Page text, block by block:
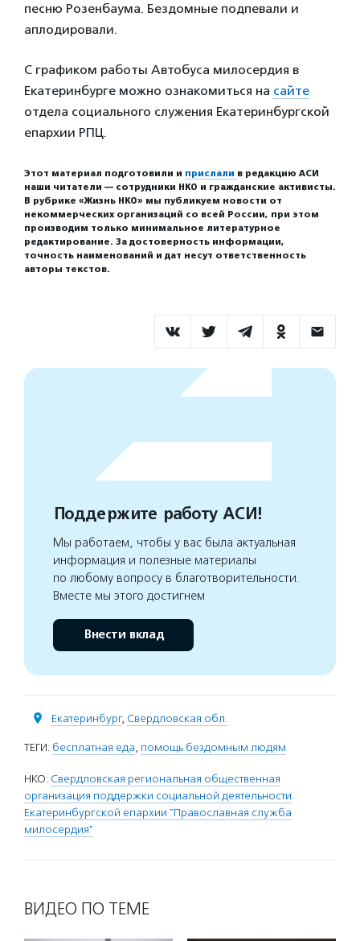
песню Розенбаума. Бездомные подпевали и
аплодировали.
С графиком работы Автобуса милосердия в
Екатеринбурге можно ознакомиться на сайте
отдела социального служения Екатеринбургской
епархии РПЦ.
Этот материал подготовили и прислали в редакцию АСИ
наши читатели — сотрудники НКО и гражданские активисты.
В рубрике «Жизнь НКО» мы публикуем новости от
некоммерческих организаций со всей России, при этом
производим только минимальное литературное
редактирование. За достоверность информации,
точность наименований и дат несут ответственность
авторы текстов.
Поддержите работу АСИ!
Мы работаем, чтобы у вас была актуальная
информация и полезные материалы
по любому вопросу в благотворительности.
Вместе мы этого достигнем
Внести вклад
Екатеринбург, Свердловская обл.
ТЕГИ: бесплатная еда, помощь бездомным людям
НКО: Свердловская региональная общественная
организация поддержки социальной деятельности
Екатеринбургской епархии "Православная служба
милосердия"
ВИДЕО ПО ТЕМЕ